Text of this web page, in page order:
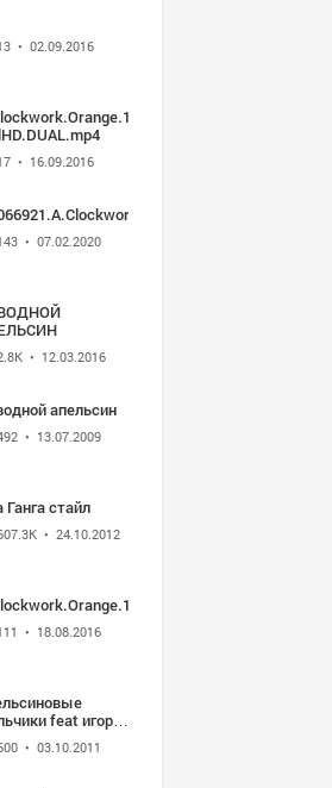
• 02.09.2016
• 16.09.2016
• 07.02.2020
• 12.03.2016
апельсин
• 13.07.2009
Ганга стайл
• 24.10.2012
• 18.08.2016
feat игорь
звёзд
• 03.10.2011